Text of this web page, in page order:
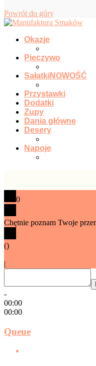
Powrót do góry
Okazje
Pieczywo
SałatkiNOWOŚĆ
Przystawki
Dodatki
Zupy
Dania główne
Desery
Napoje
0
Chętnie poznam Twoje
()
|
-
00:00
00:00
Queue